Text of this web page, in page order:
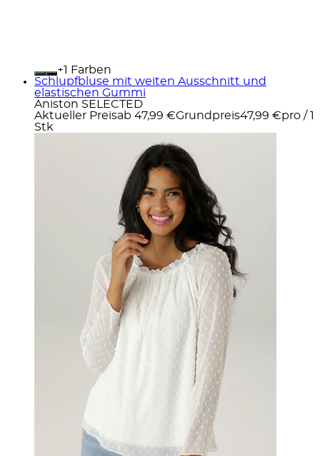
+
Farben
Schlupfbluse mit weiten Ausschnitt und
elastischen Gummi
Aniston SELECTED
Aktueller Preisab 47,99 €Grundpreis47,99 €pro / 1
Stk